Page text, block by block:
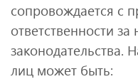
сопровождается с
ответственности
законодательства.
лиц может быть: